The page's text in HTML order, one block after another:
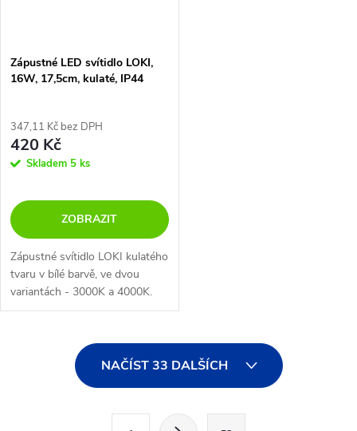
Zápustné LED svítidlo LOKI,
16W, 17,5cm, kulaté, IP44
347,11 Kč bez DPH
420 Kč
Skladem 5 ks
ZOBRAZIT
Zápustné svítidlo LOKI kulatého
tvaru v bílé barvě, ve dvou
variantách - 3000K a 4000K.
NAČÍST 33 DALŠÍCH